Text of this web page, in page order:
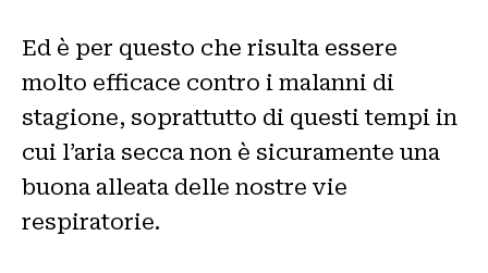
Ed è per questo che risulta essere
molto efficace contro i malanni di
stagione, soprattutto di questi tempi in
cui l’aria secca non è sicuramente una
buona alleata delle nostre vie
respiratorie.